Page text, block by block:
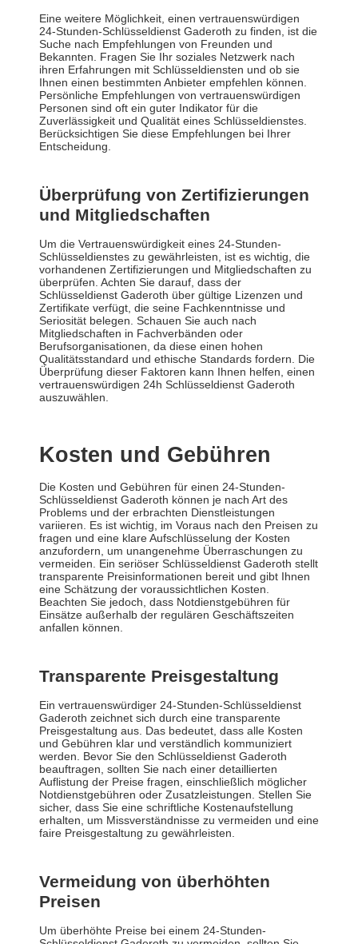
Eine weitere Möglichkeit, einen vertrauenswürdigen
24-Stunden-Schlüsseldienst Gaderoth zu finden, ist die
Suche nach Empfehlungen von Freunden und
Bekannten. Fragen Sie Ihr soziales Netzwerk nach
ihren Erfahrungen mit Schlüsseldiensten und ob sie
Ihnen einen bestimmten Anbieter empfehlen können.
Persönliche Empfehlungen von vertrauenswürdigen
Personen sind oft ein guter Indikator für die
Zuverlässigkeit und Qualität eines Schlüsseldienstes.
Berücksichtigen Sie diese Empfehlungen bei Ihrer
Entscheidung.
Überprüfung von Zertifizierungen
und Mitgliedschaften
Um die Vertrauenswürdigkeit eines 24-Stunden-
Schlüsseldienstes zu gewährleisten, ist es wichtig, die
vorhandenen Zertifizierungen und Mitgliedschaften zu
überprüfen. Achten Sie darauf, dass der
Schlüsseldienst Gaderoth über gültige Lizenzen und
Zertifikate verfügt, die seine Fachkenntnisse und
Seriosität belegen. Schauen Sie auch nach
Mitgliedschaften in Fachverbänden oder
Berufsorganisationen, da diese einen hohen
Qualitätsstandard und ethische Standards fordern. Die
Überprüfung dieser Faktoren kann Ihnen helfen, einen
vertrauenswürdigen 24h Schlüsseldienst Gaderoth
auszuwählen.
Kosten und Gebühren
Die Kosten und Gebühren für einen 24-Stunden-
Schlüsseldienst Gaderoth können je nach Art des
Problems und der erbrachten Dienstleistungen
variieren. Es ist wichtig, im Voraus nach den Preisen zu
fragen und eine klare Aufschlüsselung der Kosten
anzufordern, um unangenehme Überraschungen zu
vermeiden. Ein seriöser Schlüsseldienst Gaderoth stellt
transparente Preisinformationen bereit und gibt Ihnen
eine Schätzung der voraussichtlichen Kosten.
Beachten Sie jedoch, dass Notdienstgebühren für
Einsätze außerhalb der regulären Geschäftszeiten
anfallen können.
Transparente Preisgestaltung
Ein vertrauenswürdiger 24-Stunden-Schlüsseldienst
Gaderoth zeichnet sich durch eine transparente
Preisgestaltung aus. Das bedeutet, dass alle Kosten
und Gebühren klar und verständlich kommuniziert
werden. Bevor Sie den Schlüsseldienst Gaderoth
beauftragen, sollten Sie nach einer detaillierten
Auflistung der Preise fragen, einschließlich möglicher
Notdienstgebühren oder Zusatzleistungen. Stellen Sie
sicher, dass Sie eine schriftliche Kostenaufstellung
erhalten, um Missverständnisse zu vermeiden und eine
faire Preisgestaltung zu gewährleisten.
Vermeidung von überhöhten
Preisen
Um überhöhte Preise bei einem 24-Stunden-